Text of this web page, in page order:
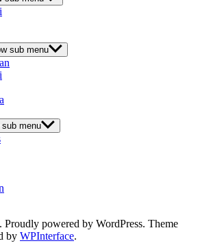
sub menu
sub menu
powered by WordPress. Theme
by WPInterface.